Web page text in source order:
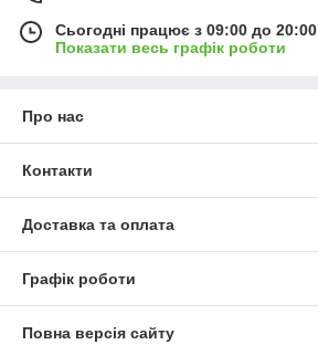
Сьогодні працює з 09:00 до 20:00
Показати весь графік роботи
Про нас
Контакти
Доставка та оплата
Графік роботи
Повна версія сайту